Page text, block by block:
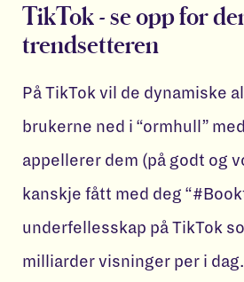
TikTok - se opp for
trendsetteren
På TikTok vil de dynamiske
brukerne ned i “ormhull”
appellerer dem (på godt og
kanskje fått med deg
underfellesskap på TikTok
milliarder visninger per i